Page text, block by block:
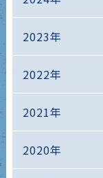
2023年
2022年
2021年
2020年